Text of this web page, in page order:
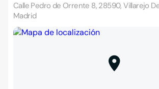
Calle Pedro de Orrente 8, 28590, Villarejo
Madrid